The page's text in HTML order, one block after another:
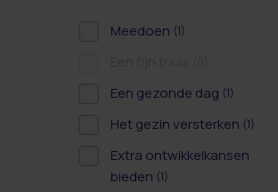
Meedoen (1)
Een gezonde dag (1)
Het gezin versterken (1)
Extra ontwikkelkansen
bieden (1)